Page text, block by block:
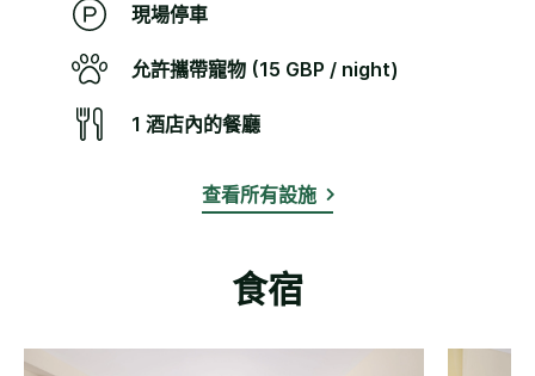
現場停車
允許攜帶寵物 (15 GBP / night)
1 酒店內的餐廳
查看所有設施
食宿